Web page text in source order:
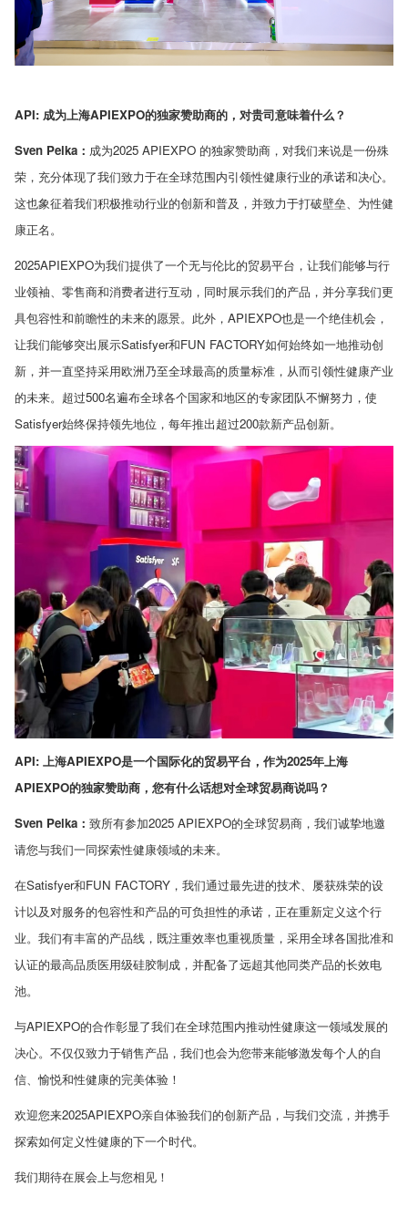
API: 成为上海APIEXPO的独家赞助商的，对贵司意味着什么？
Sven Pelka ： 成为2025 APIEXPO 的独家赞助商，对我们来说是一份殊
荣，充分体现了我们致力于在全球范围内引领性健康行业的承诺和决心。
这也象征着我们积极推动行业的创新和普及，并致力于打破壁垒、为性健
康正名。
2025APIEXPO为我们提供了一个无与伦比的贸易平台，让我们能够与行
业领袖、零售商和消费者进行互动，同时展示我们的产品，并分享我们更
具包容性和前瞻性的未来的愿景。此外， APIEXPO也是一个绝佳机会，
让我们能够突出展示Satisfyer和FUN FACTORY如何始终如一地推动创
新，并一直坚持采用欧洲乃至全球最高的质量标准，从而引领性健康产业
的未来。超过500名遍布全球各个国家和地区的专家团队不懈努力，使
Satisfyer始终保持领先地位，每年推出超过200款新产品创新。
API: 上海APIEXPO是一个国际化的贸易平台，作为2025年上海
APIEXPO的独家赞助商，您有什么话想对全球贸易商说吗？
Sven Pelka ： 致所有参加2025 APIEXPO的全球贸易商，我们诚挚地邀
请您与我们一同探索性健康领域的未来。
在Satisfyer和FUN FACTORY ，我们通过最先进的技术、屡获殊荣的设
计以及对服务的包容性和产品的可负担性的承诺，正在重新定义这个行
业。我们有丰富的产品线，既注重效率也重视质量，采用全球各国批准和
认证的最高品质医用级硅胶制成，并配备了远超其他同类产品的长效电
池。
与APIEXPO的合作彰显了我们在全球范围内推动性健康这一领域发展的
决心。不仅仅致力于销售产品，我们也会为您带来能够激发每个人的自
信、愉悦和性健康的完美体验！
欢迎您来2025APIEXPO亲自体验我们的创新产品，与我们交流，并携手
探索如何定义性健康的下一个时代。
我们期待在展会上与您相见！